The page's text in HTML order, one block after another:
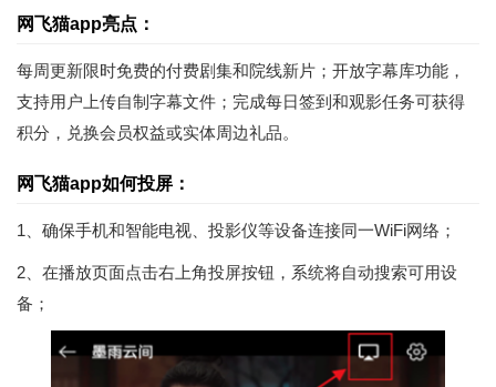
网飞猫app亮点：
每周更新限时免费的付费剧集和院线新片；开放字幕库功能，
支持用户上传自制字幕文件；完成每日签到和观影任务可获得
积分，兑换会员权益或实体周边礼品。
网飞猫app如何投屏：
1、确保手机和智能电视、投影仪等设备连接同一WiFi网络；
2、在播放页面点击右上角投屏按钮，系统将自动搜索可用设
备；